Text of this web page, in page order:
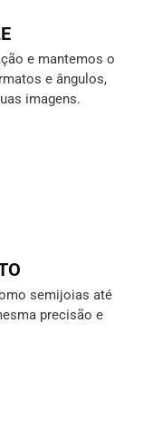
e mantemos o
e ângulos,
imagens.
semijoias até
precisão e